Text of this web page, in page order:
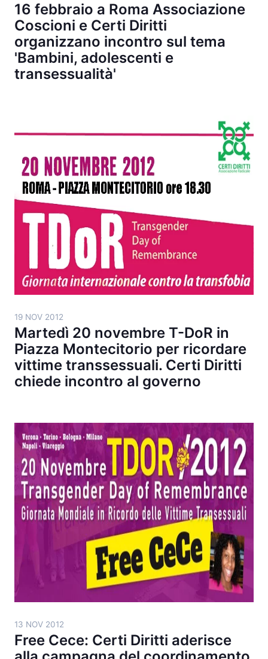
16 febbraio a Roma Associazione
Coscioni e Certi Diritti
organizzano incontro sul tema
'Bambini, adolescenti e
transessualità'
19 NOV 2012
Martedì 20 novembre T-DoR in
Piazza Montecitorio per ricordare
vittime transsessuali. Certi Diritti
chiede incontro al governo
13 NOV 2012
Free Cece: Certi Diritti aderisce